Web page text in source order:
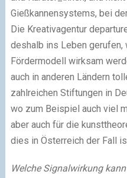
Gießkannensystems, bei
Die Kreativagentur
deshalb ins Leben
Fördermodell wirksam
auch in anderen Ländern
zahlreichen Stiftungen in
wo zum Beispiel auch viel
aber auch für die
dies in Österreich der Fall
Welche Signalwirkung